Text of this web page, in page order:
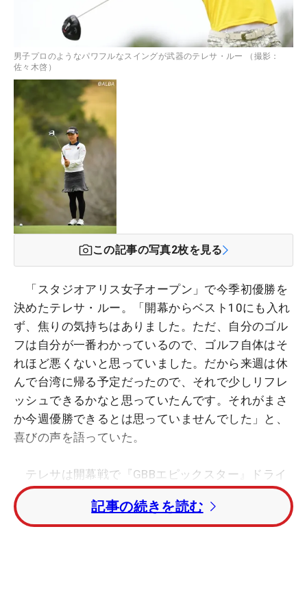
男子プロのようなパワフルなスイングが武器のテレサ・ルー （撮影：
佐々木啓）
この記事の写真2枚を見る
「スタジオアリス女子オープン」で今季初優勝を
決めたテレサ・ルー。「開幕からベスト10にも入れ
ず、焦りの気持ちはありました。ただ、自分のゴル
フは自分が一番わかっているので、ゴルフ自体はそ
れほど悪くないと思っていました。だから来週は休
んで台湾に帰る予定だったので、それで少しリフレ
ッシュできるかなと思っていたんです。それがまさ
か今週優勝できるとは思っていませんでした」と、
喜びの声を語っていた。
テレサは開幕戦で『GBBエピックスター』ドライ
バーを使用したが、「まだイメージが合わなくて」
と「PRGRレディス」から元の使用ドライバーに戻
した。『GBBエピックスター』で飛距離は伸びたと
記事の続きを読む